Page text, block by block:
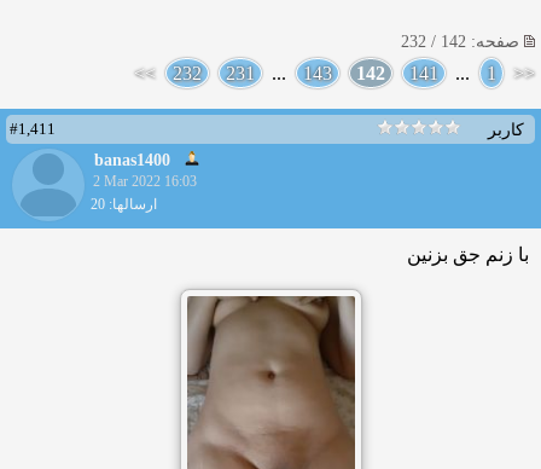
صفحه: 142 / 232
<<
1
...
141
142
143
...
231
232
>>
کاربر
#1,411
banas1400
2 Mar 2022 16:03
ارسالها: 20
با زنم جق بزنین